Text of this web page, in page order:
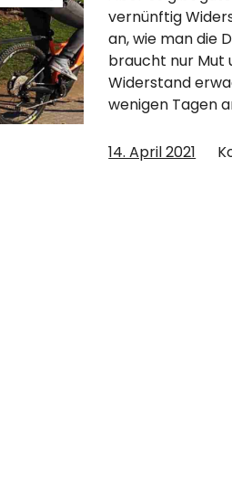
vernünftig
an, wie man die
braucht nur Mut
Widerstand
wenigen Tagen
14. April 2021